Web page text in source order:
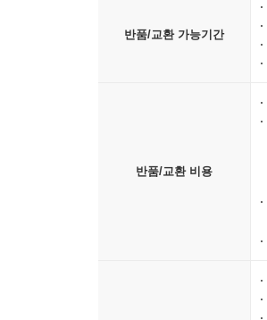
반품/교환 가능기간
반품/교환 비용